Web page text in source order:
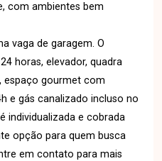
com ambientes bem
vaga de garagem. O
horas, elevador, quadra
espaço gourmet com
e gás canalizado incluso no
individualizada e cobrada
opção para quem busca
em contato para mais